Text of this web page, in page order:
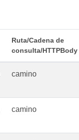
Ruta/Cadena de
consulta/HTTPBody
camino
camino